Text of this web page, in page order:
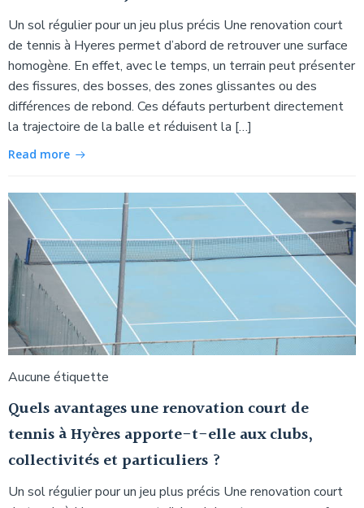
Un sol régulier pour un jeu plus précis Une renovation court
de tennis à Hyeres permet d’abord de retrouver une surface
homogène. En effet, avec le temps, un terrain peut présenter
des fissures, des bosses, des zones glissantes ou des
différences de rebond. Ces défauts perturbent directement
la trajectoire de la balle et réduisent la […]
Read more
Aucune étiquette
Quels avantages une renovation court de
tennis à Hyères apporte-t-elle aux clubs,
collectivités et particuliers ?
Un sol régulier pour un jeu plus précis Une renovation court